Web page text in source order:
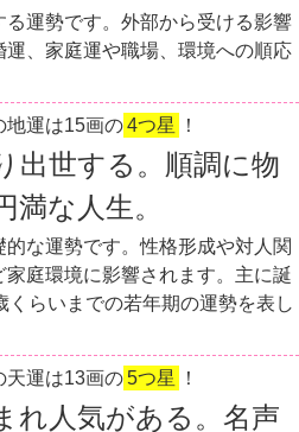
る運勢です。外部から受ける影響
運、家庭運や職場、環境への順応
地運は15画の4つ星 ！
出世する。順調に物
満な人生。
的な運勢です。性格形成や対人関
家庭環境に影響されます。主に誕
くらいまでの若年期の運勢を表し
天運は13画の5つ星 ！
れ人気がある。名声